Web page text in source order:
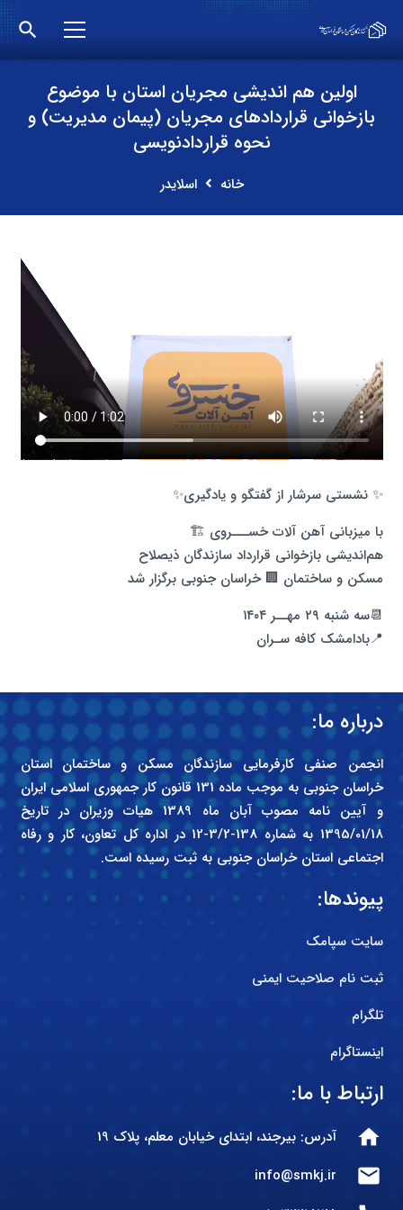
search
اولین هم اندیشی مجریان استان با موضوع
بازخوانی قراردادهای مجریان (پیمان مدیریت) و‌
نحوه قراردادنویسی
خانه اسلایدر
✨ نشستی سرشار از گفتگو و یادگیری✨
با میزبانی آهن آلات خســـروی 🏗️
هم‌اندیشی بازخوانی قرارداد سازندگان ذیصلاح
مسکن و ساختمان 🏢 خراسان جنوبی برگزار شد
📆سه شنبه ۲۹ مهــر ۱۴۰۴
📍بادامشک کافه سـران
درباره ما:
انجمن صنفی کارفرمایی سازندگان مسکن و ساختمان استان
خراسان جنوبی به موجب ماده 131 قانون کار جمهوری اسلامی ایران
و آیین نامه مصوب آبان ماه 1389 هیات وزیران در تاریخ
1395/01/18 به شماره 138-3/2-12 در اداره کل تعاون، کار و رفاه
اجتماعی استان خراسان جنوبی به ثبت رسیده است.
پیوندها:
سایت سپامک
ثبت نام صلاحیت ایمنی
تلگرام
اینستاگرام
ارتباط با ما:
home آدرس: بیرجند، ابتدای خیابان معلم، پلاک 19
mail
info@smkj.ir